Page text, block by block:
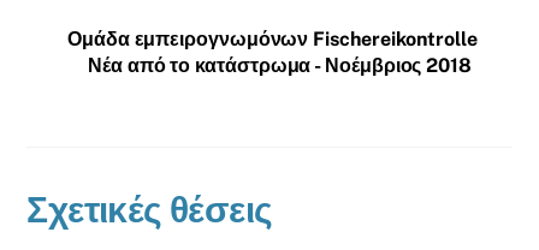
Ομάδα εμπειρογνωμόνων Fischereikontrolle
Νέα από το κατάστρωμα - Νοέμβριος 2018
Σχετικές θέσεις